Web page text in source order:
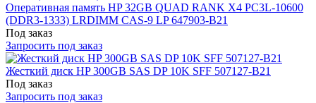
Оперативная память HP 32GB QUAD RANK X4 PC3L-10600
(DDR3-1333) LRDIMM CAS-9 LP 647903-B21
Под заказ
Запросить под заказ
Жесткий диск HP 300GB SAS DP 10K SFF 507127-B21
Под заказ
Запросить под заказ